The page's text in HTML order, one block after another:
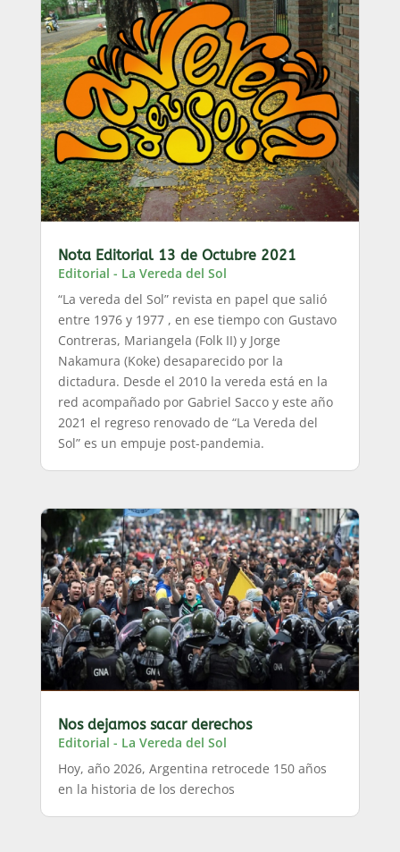
Nota Editorial 13 de Octubre 2021
Editorial - La Vereda del Sol
“La vereda del Sol” revista en papel que salió
entre 1976 y 1977 , en ese tiempo con Gustavo
Contreras, Mariangela (Folk II) y Jorge
Nakamura (Koke) desaparecido por la
dictadura. Desde el 2010 la vereda está en la
red acompañado por Gabriel Sacco y este año
2021 el regreso renovado de “La Vereda del
Sol” es un empuje post-pandemia.
Nos dejamos sacar derechos
Editorial - La Vereda del Sol
Hoy, año 2026, Argentina retrocede 150 años
en la historia de los derechos